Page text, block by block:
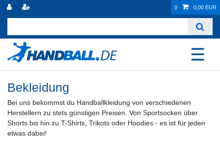
0 0,00 EUR
☰
Bekleidung
Bei uns bekommst du Handballkleidung von verschiedenen
Herstellern zu stets günstigen Preisen. Von Sportsocken über
Shorts bis hin zu T-Shirts, Trikots oder Hoodies - es ist für jeden
etwas dabei!